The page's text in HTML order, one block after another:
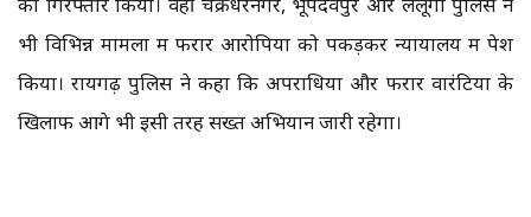
भी विभिन्न मामलों में फरार आरोपियों को पकड़कर न्यायालय में पेश
किया। रायगढ़ पुलिस ने कहा कि अपराधियों और फरार वारंटियों के
खिलाफ आगे भी इसी तरह सख्त अभियान जारी रहेगा।